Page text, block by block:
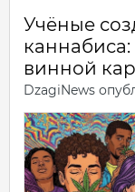
Учёные
каннабиса:
винной
DzagiNews